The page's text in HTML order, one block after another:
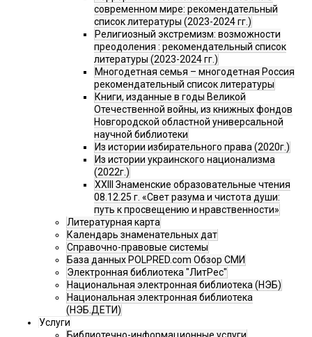
современном мире: рекомендательный
список литературы (2023-2024 гг.)
Религиозный экстремизм: возможности
преодоления : рекомендательный список
литературы (2023-2024 гг.)
Многодетная семья – многодетная Россия
рекомендательный список литературы
Книги, изданные в годы Великой
Отечественной войны, из книжных фондов
Новгородской областной универсальной
научной библиотеки
Из истории избирательного права (2020г.)
Из истории украинского национализма
(2022г.)
XXIII Знаменские образовательные чтения
08.12.25 г. «Свет разума и чистота души:
путь к просвещению и нравственности»
Литературная карта
Календарь знаменательных дат
Справочно-правовые системы
База данных POLPRED.com Обзор СМИ
Электронная библиотека "ЛитРес"
Национальная электронная библиотека (НЭБ)
Национальная электронная библиотека
(НЭБ.ДЕТИ)
Услуги